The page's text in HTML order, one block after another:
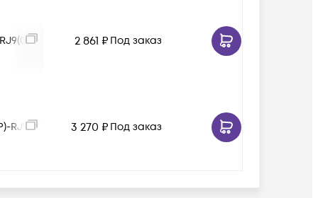
2 861 ₽ Под заказ
RJ9(03) 3 270 ₽ Под заказ